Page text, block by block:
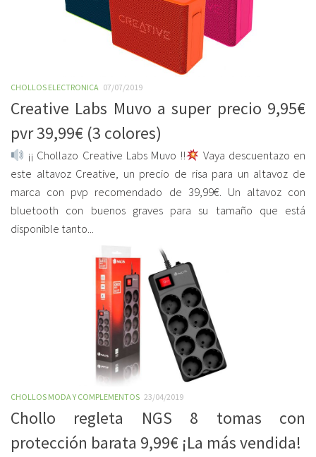
CHOLLOS ELECTRONICA 07/07/2019
Creative Labs Muvo a super precio 9,95€
pvr 39,99€ (3 colores)
¡¡ Chollazo Creative Labs Muvo !!
Vaya descuentazo en
este altavoz Creative, un precio de risa para un altavoz de
marca con pvp recomendado de 39,99€. Un altavoz con
bluetooth con buenos graves para su tamaño que está
disponible tanto...
CHOLLOS MODA Y COMPLEMENTOS 23/04/2019
Chollo regleta NGS 8 tomas con
protección barata 9,99€ ¡La más vendida!